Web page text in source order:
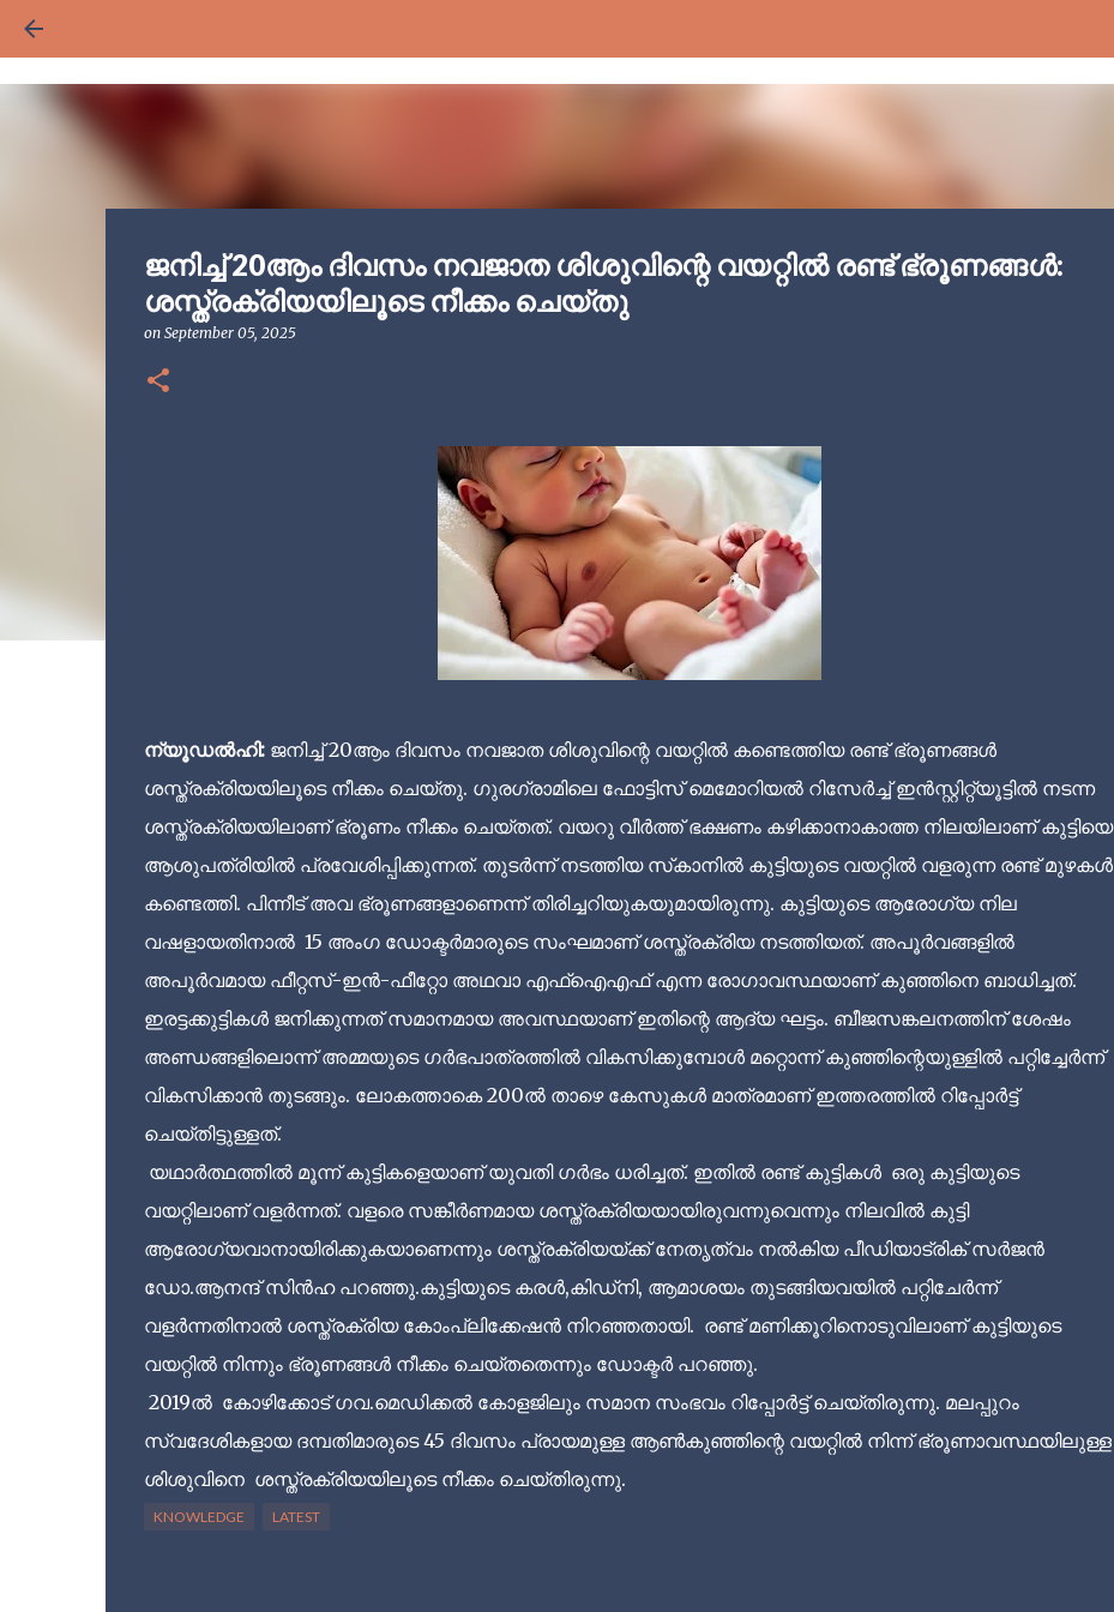
ജനിച്ച് 20ആം ദിവസം നവജാത ശിശുവിന്റെ വയറ്റിൽ രണ്ട് ഭ്രൂണങ്ങൾ:
ശസ്ത്രക്രിയയിലൂടെ നീക്കം ചെയ്തു
on September 05, 2025
ന്യൂഡൽഹി:ജനിച്ച് 20ആം ദിവസം നവജാത ശിശുവിന്റെ വയറ്റിൽ കണ്ടെത്തിയ രണ്ട് ഭ്രൂണങ്ങൾ
ശസ്ത്രക്രിയയിലൂടെ നീക്കം ചെയ്തു. ഗുരഗ്രാമിലെ ഫോട്ടിസ് മെമോറിയൽ റിസേർച്ച് ഇൻസ്റ്റിറ്റ്യൂട്ടിൽ നടന്ന
ശസ്ത്രക്രിയയിലാണ് ഭ്രൂണം നീക്കം ചെയ്തത്. വയറു വീർത്ത് ഭക്ഷണം കഴിക്കാനാകാത്ത നിലയിലാണ് കുട്ടിയെ
ആശുപത്രിയിൽ പ്രവേശിപ്പിക്കുന്നത്. തുടർന്ന് നടത്തിയ സ്‌കാനിൽ കുട്ടിയുടെ വയറ്റിൽ വളരുന്ന രണ്ട് മുഴകൾ
കണ്ടെത്തി. പിന്നീട് അവ ഭ്രൂണങ്ങളാണെന്ന് തിരിച്ചറിയുകയുമായിരുന്നു. കുട്ടിയുടെ ആരോഗ്യ നില
വഷളായതിനാൽ 15 അംഗ ഡോക്ടർമാരുടെ സംഘമാണ് ശസ്ത്രക്രിയ നടത്തിയത്. അപൂർവങ്ങളിൽ
അപൂർവമായ ഫീറ്റസ്-ഇൻ-ഫീറ്റോ അഥവാ എഫ്‌ഐഎഫ് എന്ന രോഗാവസ്ഥയാണ് കുഞ്ഞിനെ ബാധിച്ചത്.
ഇരട്ടക്കുട്ടികൾ ജനിക്കുന്നത് സമാനമായ അവസ്ഥയാണ് ഇതിന്റെ ആദ്യ ഘട്ടം. ബീജസങ്കലനത്തിന് ശേഷം
അണ്ഡങ്ങളിലൊന്ന് അമ്മയുടെ ഗർഭപാത്രത്തിൽ വികസിക്കുമ്പോൾ മറ്റൊന്ന് കുഞ്ഞിന്റെയുള്ളിൽ പറ്റിച്ചേർന്ന്
വികസിക്കാൻ തുടങ്ങും. ലോകത്താകെ 200ൽ താഴെ കേസുകൾ മാത്രമാണ് ഇത്തരത്തിൽ റിപ്പോർട്ട്
ചെയ്തിട്ടുള്ളത്.
യഥാർത്ഥത്തിൽ മൂന്ന് കുട്ടികളെയാണ് യുവതി ഗർഭം ധരിച്ചത്. ഇതിൽ രണ്ട് കുട്ടികൾ ഒരു കുട്ടിയുടെ
വയറ്റിലാണ് വളർന്നത്. വളരെ സങ്കീർണമായ ശസ്ത്രക്രിയയായിരുവന്നുവെന്നും നിലവിൽ കുട്ടി
ആരോഗ്യവാനായിരിക്കുകയാണെന്നും ശസ്ത്രക്രിയയ്ക്ക് നേതൃത്വം നൽകിയ പീഡിയാട്രിക് സർജൻ
ഡോ.ആനന്ദ് സിൻഹ പറഞ്ഞു.കുട്ടിയുടെ കരൾ,കിഡ്‌നി, ആമാശയം തുടങ്ങിയവയിൽ പറ്റിചേർന്ന്
വളർന്നതിനാൽ ശസ്ത്രക്രിയ കോംപ്ലിക്കേഷൻ നിറഞ്ഞതായി. രണ്ട് മണിക്കൂറിനൊടുവിലാണ് കുട്ടിയുടെ
വയറ്റിൽ നിന്നും ഭ്രൂണങ്ങൾ നീക്കം ചെയ്തതെന്നും ഡോക്ടർ പറഞ്ഞു.
2019ൽ കോഴിക്കോട് ഗവ.മെഡിക്കൽ കോളജിലും സമാന സംഭവം റിപ്പോർട്ട് ചെയ്തിരുന്നു. മലപ്പുറം
സ്വദേശികളായ ദമ്പതിമാരുടെ 45 ദിവസം പ്രായമുള്ള ആൺകുഞ്ഞിന്റെ വയറ്റിൽ നിന്ന് ഭ്രൂണാവസ്ഥയിലുള്ള
ശിശുവിനെ ശസ്ത്രക്രിയയിലൂടെ നീക്കം ചെയ്തിരുന്നു.
KNOWLEDGE LATEST